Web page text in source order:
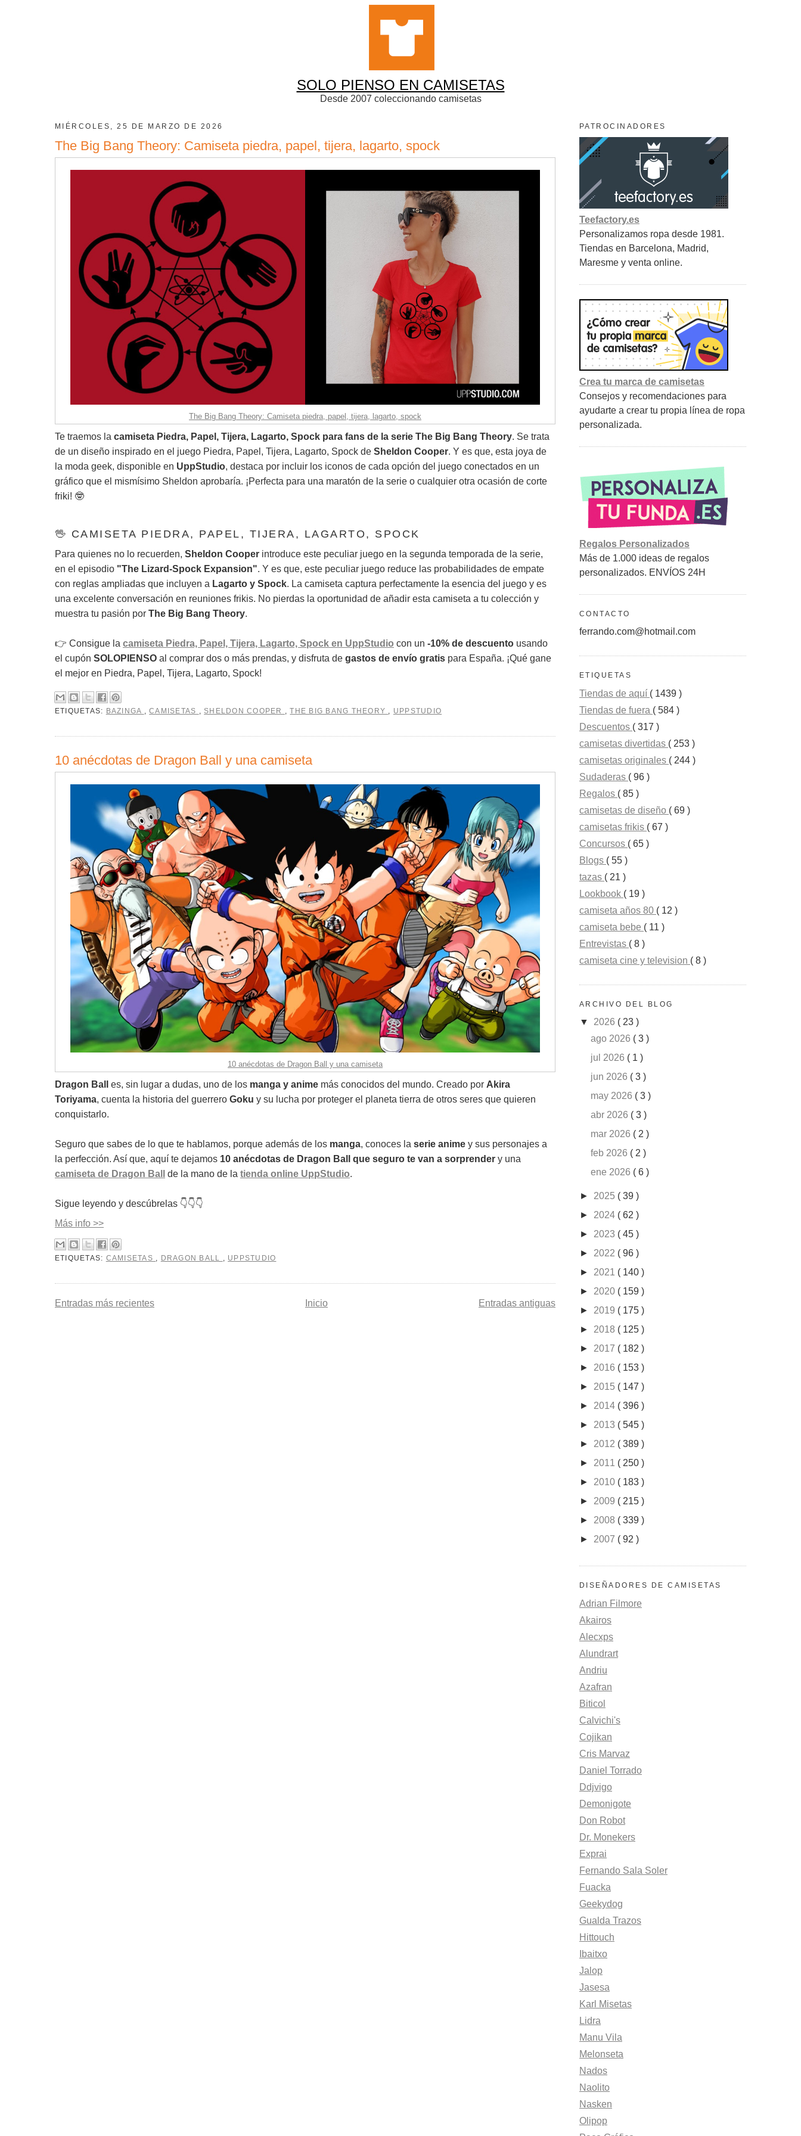
SOLO PIENSO EN CAMISETAS
Desde 2007 coleccionando camisetas
MIÉRCOLES, 25 DE MARZO DE 2026
The Big Bang Theory: Camiseta piedra, papel, tijera, lagarto, spock
The Big Bang Theory: Camiseta piedra, papel, tijera, lagarto, spock
Te traemos la camiseta Piedra, Papel, Tijera, Lagarto, Spock para fans de la serie The Big Bang Theory. Se trata
de un diseño inspirado en el juego Piedra, Papel, Tijera, Lagarto, Spock de Sheldon Cooper. Y es que, esta joya de
la moda geek, disponible en UppStudio, destaca por incluir los iconos de cada opción del juego conectados en un
gráfico que el mismísimo Sheldon aprobaría. ¡Perfecta para una maratón de la serie o cualquier otra ocasión de corte
friki! 🤓
🖖 CAMISETA PIEDRA, PAPEL, TIJERA, LAGARTO, SPOCK
Para quienes no lo recuerden, Sheldon Cooper introduce este peculiar juego en la segunda temporada de la serie,
en el episodio "The Lizard-Spock Expansion". Y es que, este peculiar juego reduce las probabilidades de empate
con reglas ampliadas que incluyen a Lagarto y Spock. La camiseta captura perfectamente la esencia del juego y es
una excelente conversación en reuniones frikis. No pierdas la oportunidad de añadir esta camiseta a tu colección y
muestra tu pasión por The Big Bang Theory.
👉 Consigue la camiseta Piedra, Papel, Tijera, Lagarto, Spock en UppStudio con un -10% de descuento usando
el cupón SOLOPIENSO al comprar dos o más prendas, y disfruta de gastos de envío gratis para España. ¡Qué gane
el mejor en Piedra, Papel, Tijera, Lagarto, Spock!
ETIQUETAS: BAZINGA ,CAMISETAS ,SHELDON COOPER ,THE BIG BANG THEORY , UPPSTUDIO
10 anécdotas de Dragon Ball y una camiseta
10 anécdotas de Dragon Ball y una camiseta
Dragon Ball es, sin lugar a dudas, uno de los manga y anime más conocidos del mundo. Creado por Akira
Toriyama, cuenta la historia del guerrero Goku y su lucha por proteger el planeta tierra de otros seres que quieren
conquistarlo.
Seguro que sabes de lo que te hablamos, porque además de los manga, conoces la serie anime y sus personajes a
la perfección. Así que, aquí te dejamos 10 anécdotas de Dragon Ball que seguro te van a sorprender y una
camiseta de Dragon Ball
de la mano de la tienda online UppStudio.
Sigue leyendo y descúbrelas 👇👇👇
Más info >>
ETIQUETAS: CAMISETAS , DRAGON BALL , UPPSTUDIO
Entradas más recientes Entradas antiguas
Inicio
PATROCINADORES
Teefactory.es
Personalizamos ropa desde 1981.
Tiendas en Barcelona, Madrid,
Maresme y venta online.
Crea tu marca de camisetas
Consejos y recomendaciones para
ayudarte a crear tu propia línea de ropa
personalizada.
Regalos Personalizados
Más de 1.000 ideas de regalos
personalizados. ENVÍOS 24H
CONTACTO
ferrando.com@hotmail.com
ETIQUETAS
Tiendas de aquí ( 1439 )
Tiendas de fuera ( 584 )
Descuentos ( 317 )
camisetas divertidas ( 253 )
camisetas originales ( 244 )
Sudaderas ( 96 )
Regalos ( 85 )
camisetas de diseño ( 69 )
camisetas frikis ( 67 )
Concursos ( 65 )
Blogs ( 55 )
tazas ( 21 )
Lookbook ( 19 )
camiseta años 80 ( 12 )
camiseta bebe ( 11 )
Entrevistas ( 8 )
camiseta cine y television ( 8 )
ARCHIVO DEL BLOG
▼ 2026 ( 23 )
ago 2026 ( 3 )
jul 2026 ( 1 )
jun 2026 ( 3 )
may 2026 ( 3 )
abr 2026 ( 3 )
mar 2026 ( 2 )
feb 2026 ( 2 )
ene 2026 ( 6 )
► 2025 ( 39 )
► 2024 ( 62 )
► 2023 ( 45 )
► 2022 ( 96 )
► 2021 ( 140 )
► 2020 ( 159 )
► 2019 ( 175 )
► 2018 ( 125 )
► 2017 ( 182 )
► 2016 ( 153 )
► 2015 ( 147 )
► 2014 ( 396 )
► 2013 ( 545 )
► 2012 ( 389 )
► 2011 ( 250 )
► 2010 ( 183 )
► 2009 ( 215 )
► 2008 ( 339 )
► 2007 ( 92 )
DISEÑADORES DE CAMISETAS
Adrian Filmore
Akairos
Alecxps
Alundrart
Andriu
Azafran
Biticol
Calvichi's
Cojikan
Cris Marvaz
Daniel Torrado
Ddjvigo
Demonigote
Don Robot
Dr. Monekers
Exprai
Fernando Sala Soler
Fuacka
Geekydog
Gualda Trazos
Hittouch
Ibaitxo
Jalop
Jasesa
Karl Misetas
Lidra
Manu Vila
Melonseta
Nados
Naolito
Nasken
Olipop